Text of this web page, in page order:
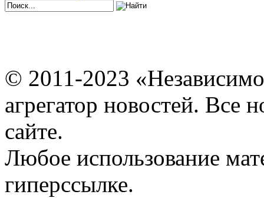
© 2011-2023
агрегатор новостей. Все
сайте.
Любое использование
гиперссылке.